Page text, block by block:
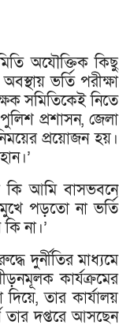
অযৌক্তিক কিছু
ভর্তি পরীক্ষা
সমিতিকেই নিতে
প্রশাসন, জেলা
প্রয়োজন হয়।
কি আমি বাসভবনে
পড়তো না ভর্তি
না।’
দুর্নীতির মাধ্যমে
কার্যক্রমের
তার কার্যালয়
তার দপ্তরে আসছেন